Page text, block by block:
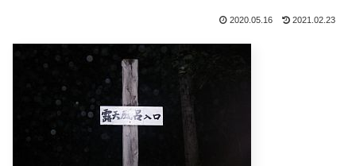
2020.05.16 2021.02.23